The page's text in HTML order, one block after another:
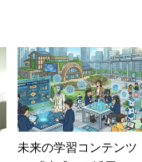
未来の学習コンテンツ